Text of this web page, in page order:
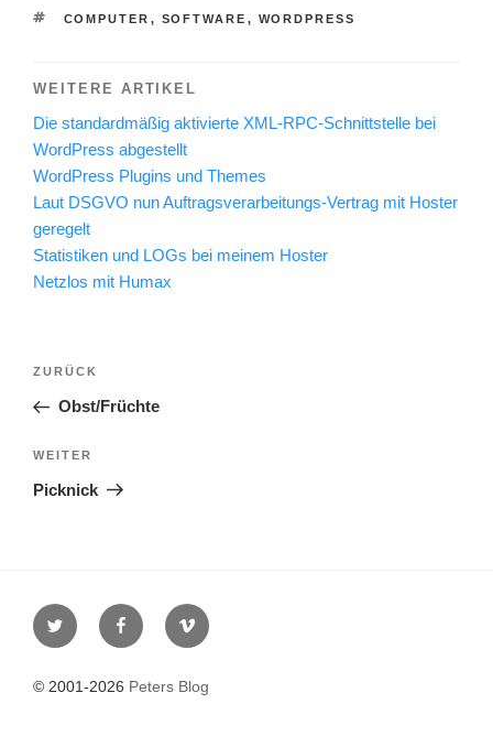
SCHLAGWÖRTER
COMPUTER , SOFTWARE , WORDPRESS
WEITERE ARTIKEL
Die standardmäßig aktivierte XML-RPC-Schnittstelle bei
WordPress abgestellt
WordPress Plugins und Themes
Laut DSGVO nun Auftragsverarbeitungs-Vertrag mit Hoster
geregelt
Statistiken und LOGs bei meinem Hoster
Netzlos mit Humax
Beitragsnavigation
Vorheriger
Beitrag
ZURÜCK
Obst/Früchte
Nächster
Beitrag
WEITER
Picknick
Twitter FacebookVimeo
© 2001-2026 Peters Blog